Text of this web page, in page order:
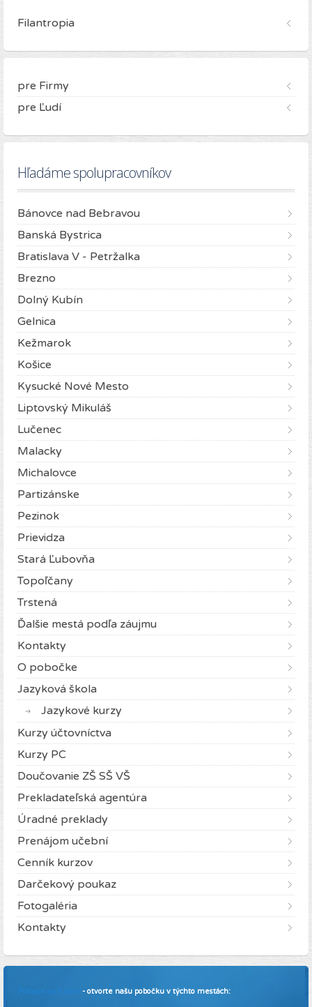
Filantropia
pre Firmy
pre Ľudí
Hľadáme spolupracovníkov
Bánovce nad Bebravou
Banská Bystrica
Bratislava V - Petržalka
Brezno
Dolný Kubín
Gelnica
Kežmarok
Košice
Kysucké Nové Mesto
Liptovský Mikuláš
Lučenec
Malacky
Michalovce
Partizánske
Pezinok
Prievidza
Stará Ľubovňa
Topoľčany
Trstená
Ďalšie mestá podľa záujmu
Kontakty
O pobočke
Jazyková škola
Jazykové kurzy
Kurzy účtovníctva
Kurzy PC
Doučovanie ZŠ SŠ VŠ
Prekladateľská agentúra
Úradné preklady
Prenájom učební
Cenník kurzov
Darčekový poukaz
Fotogaléria
Kontakty
Pridajte sa k nám - otvorte našu pobočku v týchto mestách: